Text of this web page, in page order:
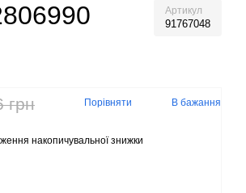
Артикул
91767048
грн Порівняти В бажання
накопичувальної знижки